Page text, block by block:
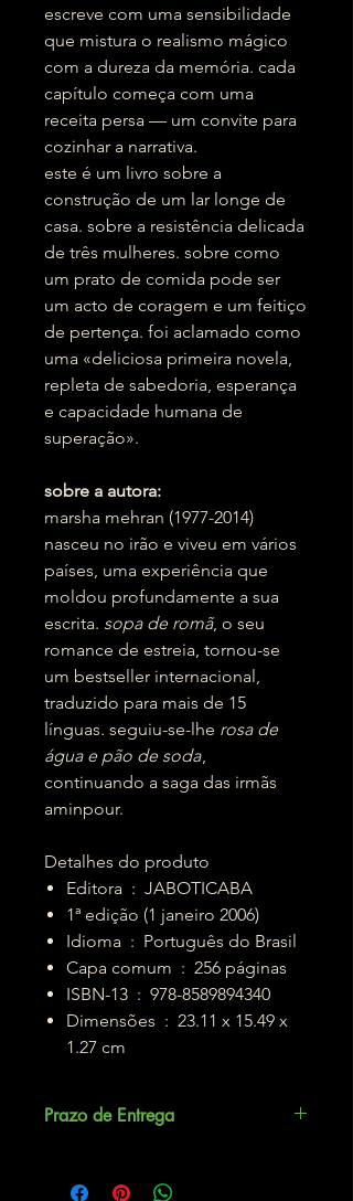
escreve com uma sensibilidade
que mistura o realismo mágico
com a dureza da memória. cada
capítulo começa com uma
receita persa — um convite para
cozinhar a narrativa.
este é um livro sobre a
construção de um lar longe de
casa. sobre a resistência delicada
de três mulheres. sobre como
um prato de comida pode ser
um acto de coragem e um feitiço
de pertença. foi aclamado como
uma «deliciosa primeira novela,
repleta de sabedoria, esperança
e capacidade humana de
superação».
sobre a autora:
marsha mehran (1977-2014)
nasceu no irão e viveu em vários
países, uma experiência que
moldou profundamente a sua
escrita. sopa de romã, o seu
romance de estreia, tornou-se
um bestseller internacional,
traduzido para mais de 15
línguas. seguiu-se-lhe rosa de
água e pão de soda,
continuando a saga das irmãs
aminpour.
Detalhes do produto
Editora ‏ : ‎ JABOTICABA
1ª edição (1 janeiro 2006)
Idioma ‏ : ‎ Português do Brasil
Capa comum ‏ : ‎ 256 páginas
ISBN-13 ‏ : ‎ 978-8589894340
Dimensões ‏ : ‎ 23.11 x 15.49 x
1.27 cm
Prazo de Entrega